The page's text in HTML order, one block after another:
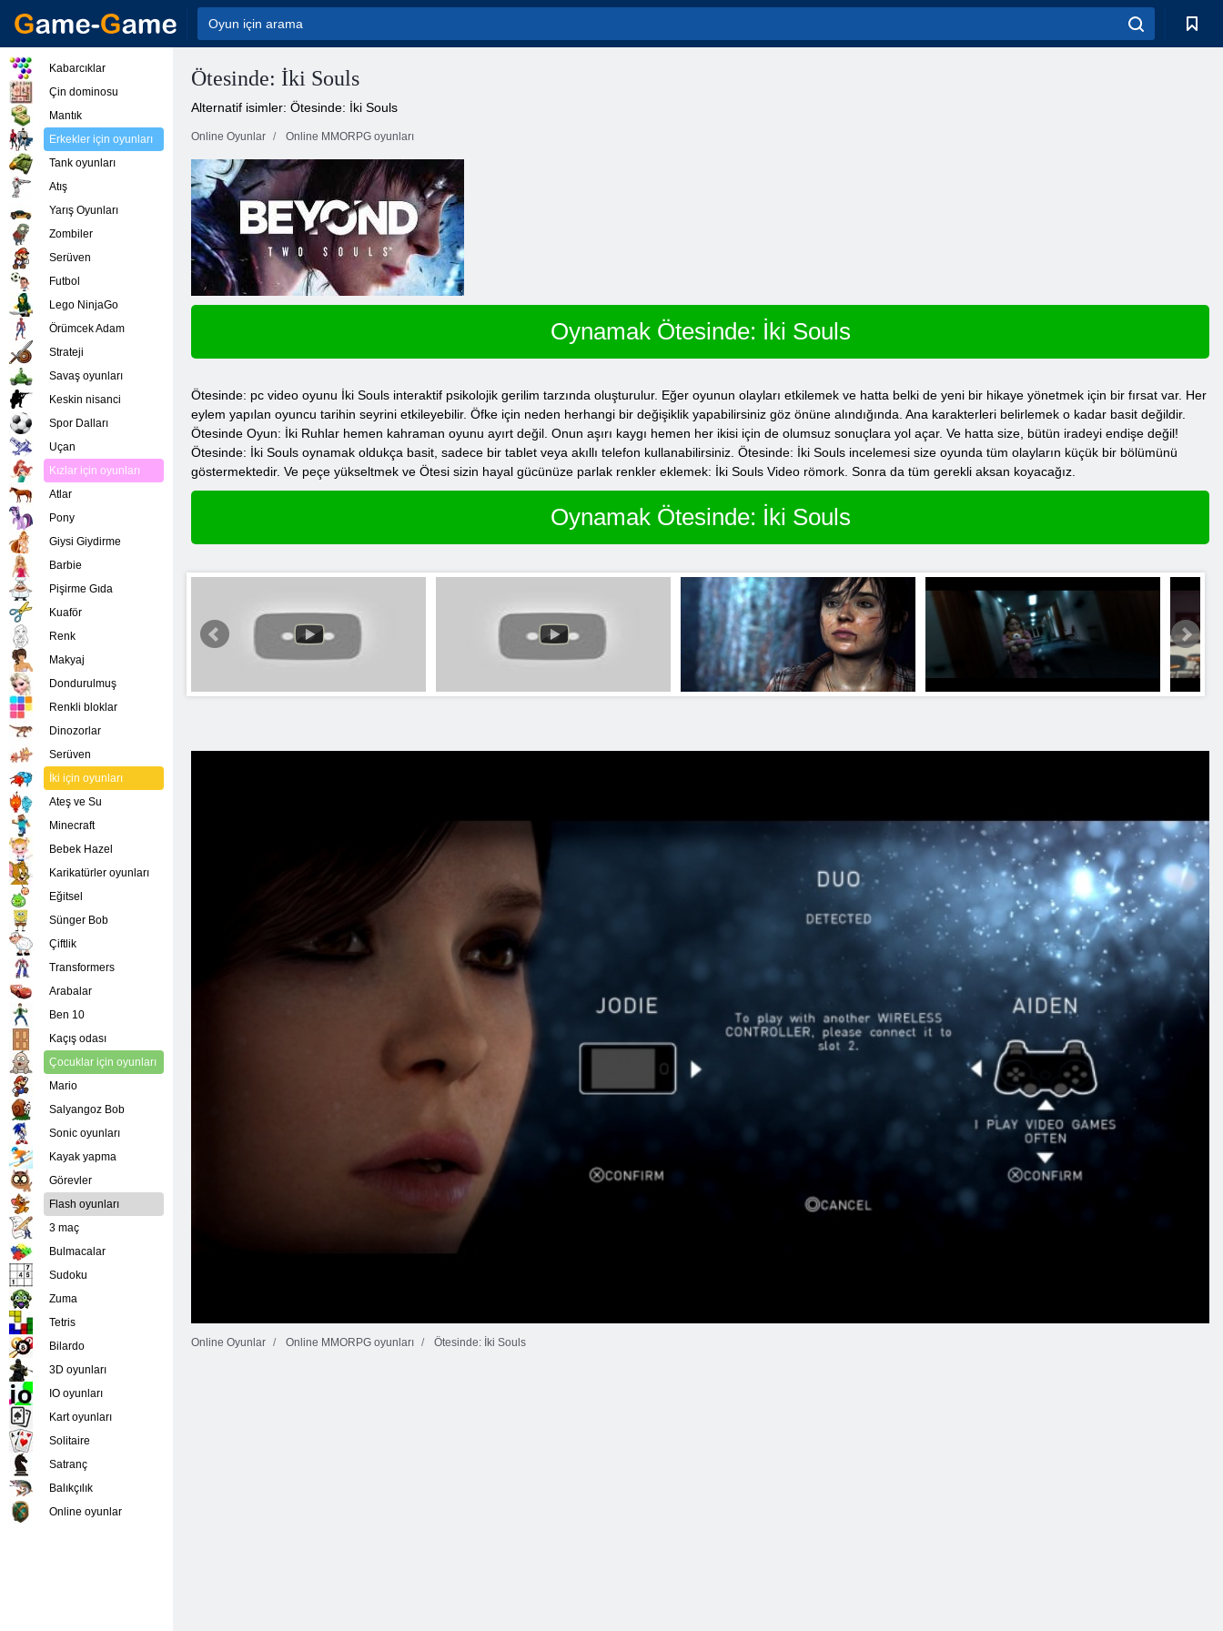
Ötesinde: İki Souls
Alternatif isimler: Ötesinde: İki Souls
Online Oyunlar Online MMORPG oyunları
Oynamak Ötesinde: İki Souls
Ötesinde: pc video oyunu İki Souls interaktif psikolojik gerilim tarzında oluşturulur. Eğer oyunun olayları etkilemek ve hatta belki de yeni bir hikaye yönetmek için bir fırsat var. Her
eylem yapılan oyuncu tarihin seyrini etkileyebilir. Öfke için neden herhangi bir değişiklik yapabilirsiniz göz önüne alındığında. Ana karakterleri belirlemek o kadar basit değildir.
Ötesinde Oyun: İki Ruhlar hemen kahraman oyunu ayırt değil. Onun aşırı kaygı hemen her ikisi için de olumsuz sonuçlara yol açar. Ve hatta size, bütün iradeyi endişe değil!
Ötesinde: İki Souls oynamak oldukça basit, sadece bir tablet veya akıllı telefon kullanabilirsiniz. Ötesinde: İki Souls incelemesi size oyunda tüm olayların küçük bir bölümünü
göstermektedir. Ve peçe yükseltmek ve Ötesi sizin hayal gücünüze parlak renkler eklemek: İki Souls Video römork. Sonra da tüm gerekli aksan koyacağız.
Oynamak Ötesinde: İki Souls
Online Oyunlar Online MMORPG oyunları Ötesinde: İki Souls
Kabarcıklar
Çin dominosu
Mantık
Erkekler için oyunları
Tank oyunları
Atış
Yarış Oyunları
Zombiler
Serüven
Futbol
Lego NinjaGo
Örümcek Adam
Strateji
Savaş oyunları
Keskin nisanci
Spor Dalları
Uçan
Kızlar için oyunları
Atlar
Pony
Giysi Giydirme
Barbie
Pişirme Gıda
Kuaför
Renk
Makyaj
Dondurulmuş
Renkli bloklar
Dinozorlar
Serüven
İki için oyunları
Ateş ve Su
Minecraft
Bebek Hazel
Karikatürler oyunları
Eğitsel
Sünger Bob
Çiftlik
Transformers
Arabalar
Ben 10
Kaçış odası
Çocuklar için oyunları
Mario
Salyangoz Bob
Sonic oyunları
Kayak yapma
Görevler
Flash oyunları
3 maç
Bulmacalar
Sudoku
Zuma
Tetris
Bilardo
3D oyunları
IO oyunları
Kart oyunları
Solitaire
Satranç
Balıkçılık
Online oyunlar